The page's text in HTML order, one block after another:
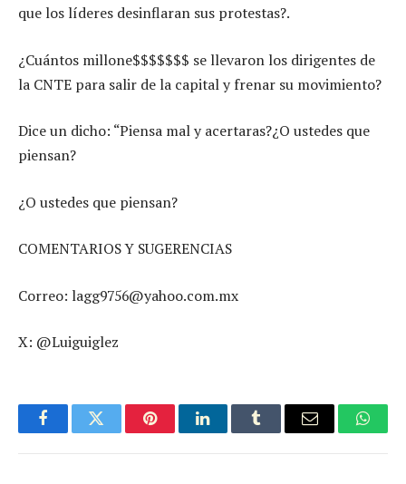
que los líderes desinflaran sus protestas?.
¿Cuántos millone$$$$$$$ se llevaron los dirigentes de
la CNTE para salir de la capital y frenar su movimiento?
Dice un dicho: “Piensa mal y acertaras?¿O ustedes que
piensan?
¿O ustedes que piensan?
COMENTARIOS Y SUGERENCIAS
Correo: lagg9756@yahoo.com.mx
X: @Luiguiglez
FacebookTwitter PinterestLinkedInTumblr Email